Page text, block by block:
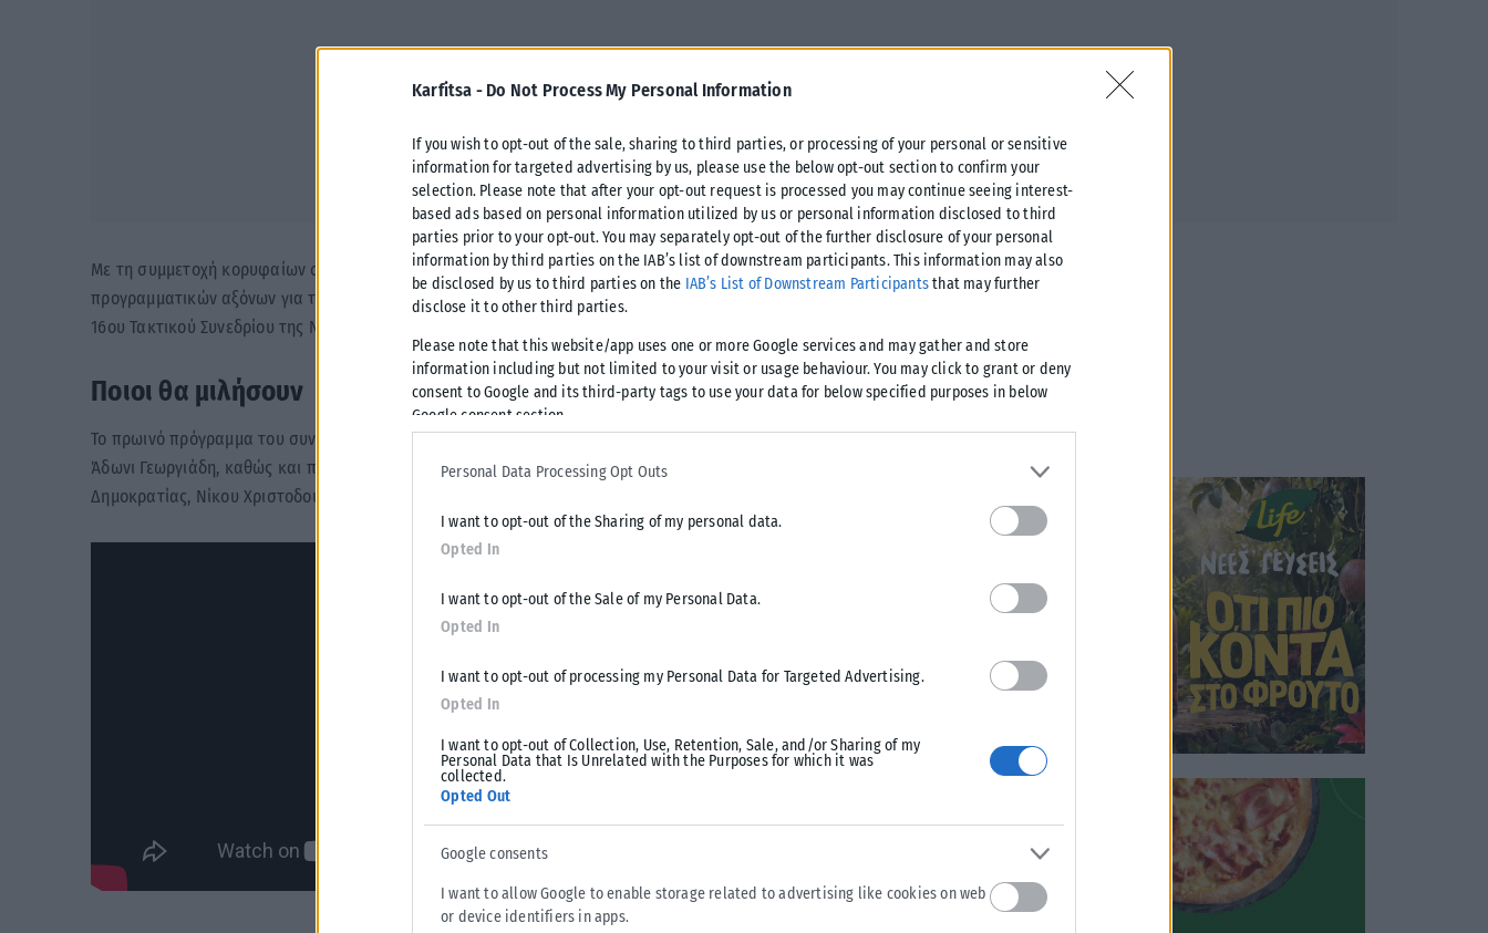
Karfitsa - Do Not Process My Personal Information
If you wish to opt-out of the sale, sharing to third parties, or processing of your personal or sensitive
information for targeted advertising by us, please use the below opt-out section to confirm your
selection. Please note that after your opt-out request is processed you may continue seeing interest-
based ads based on personal information utilized by us or personal information disclosed to third
parties prior to your opt-out. You may separately opt-out of the further disclosure of your personal
information by third parties on the IAB’s list of downstream participants. This information may also
be disclosed by us to third parties on the IAB’s List of Downstream Participantsthat may further
disclose it to other third parties.
Please note that this website/app uses one or more Google services and may gather and store
information including but not limited to your visit or usage behaviour. You may click to grant or deny
consent to Google and its third-party tags to use your data for below specified purposes in below
Google consent section.
Personal Data Processing Opt Outs
I want to opt-out of the Sharing of my personal data.
Opted In
I want to opt-out of the Sale of my Personal Data.
Opted In
I want to opt-out of processing my Personal Data for Targeted Advertising.
Opted In
I want to opt-out of Collection, Use, Retention, Sale, and/or Sharing of my
Personal Data that Is Unrelated with the Purposes for which it was
collected.
Opted Out
Google consents
I want to allow Google to enable storage related to advertising like cookies on web
or device identifiers in apps.
Με τη συμμετοχή κορυφαίων στελεχών, διεθνών προσωπικοτήτων και με επίκεντρο την εξειδίκευση των
προγραμματικών αξόνων για την «Ελλάδα του 2030», συνεχίζονται σήμερα, Σάββατο 16 Μαΐου, οι εργασίες του
16ου Τακτικού Συνεδρίου της Νέας Δημοκρατίας.
Ποιοι θα μιλήσουν
Το πρωινό πρόγραμμα του συνεδρίου περιλαμβάνει, ομιλίες των αντιπροέδρων του κόμματος, Κωστή Χατζηδάκη και
Άδωνι Γεωργιάδη, καθώς και παρεμβάσεις διεθνών προσκεκλημένων, όπως του Προέδρου της Κυπριακής
Δημοκρατίας, Νίκου Χριστοδουλίδη, και του Προέδρου του Ευρωπαϊκού Λαϊκού Κόμματος, Μάνφρεντ Βέμπερ.